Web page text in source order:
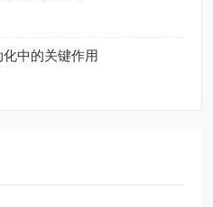
中的关键作用